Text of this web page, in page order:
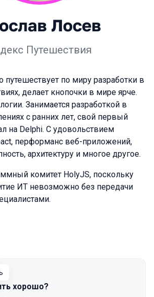
Лосев
Путешествия
путешествует по миру разработки в
делает кнопочки в мире ярче.
Занимается разработкой в
с ранних лет, свой первый
на Delphi. С удовольствием
перформанс веб-приложений,
архитектуру и многое другое.
комитет HolyJS, поскольку
ИТ невозможно без передачи
в сезоне 2024 Spring
хорошо?